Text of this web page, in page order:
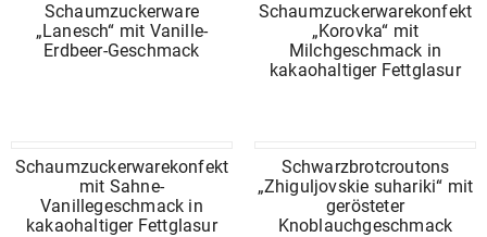
Schaumzuckerware
„Lanesch“ mit Vanille-
Erdbeer-Geschmack
Schaumzuckerwarekonfekt
„Korovka“ mit
Milchgeschmack in
kakaohaltiger Fettglasur
Schaumzuckerwarekonfekt
mit Sahne-
Vanillegeschmack in
kakaohaltiger Fettglasur
Schwarzbrotcroutons
„Zhiguljovskie suhariki“ mit
gerösteter
Knoblauchgeschmack